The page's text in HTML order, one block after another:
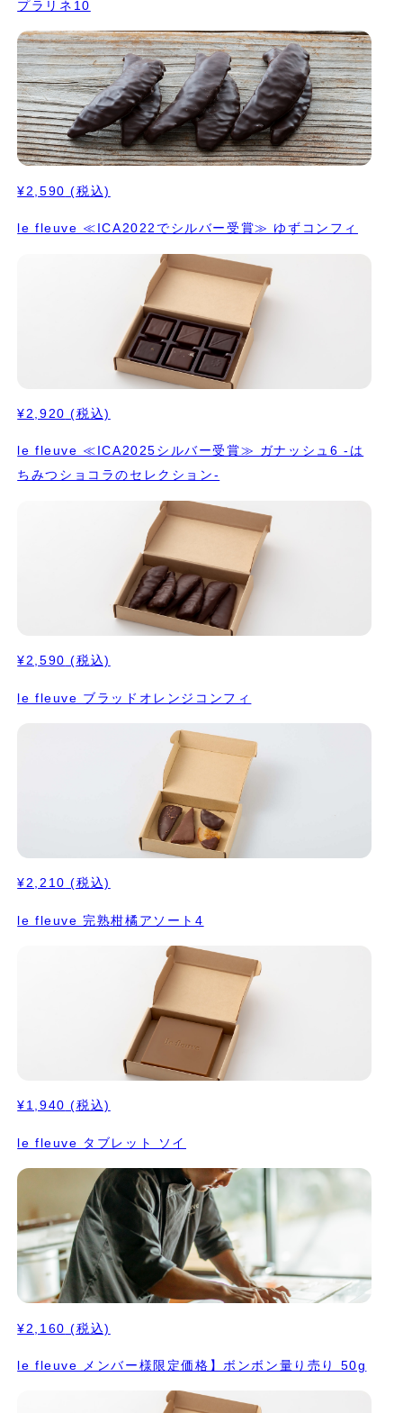
プラリネ10
¥2,590 (税込)
le fleuve ≪ICA2022でシルバー受賞≫ ゆずコンフィ
¥2,920 (税込)
le fleuve ≪ICA2025シルバー受賞≫ ガナッシュ6 -は
ちみつショコラのセレクション-
¥2,590 (税込)
le fleuve ブラッドオレンジコンフィ
¥2,210 (税込)
le fleuve 完熟柑橘アソート4
¥1,940 (税込)
le fleuve タブレット ソイ
¥2,160 (税込)
le fleuve メンバー様限定価格】ボンボン量り売り 50g